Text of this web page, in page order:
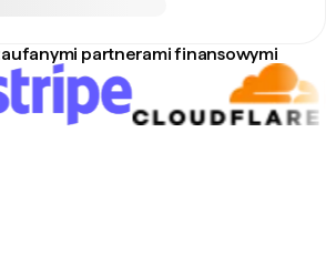
partnerami finansowymi